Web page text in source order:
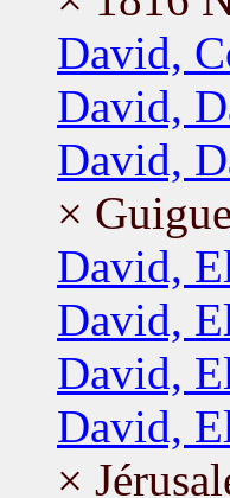
David,
David,
David,
×
David,
David,
David,
David,
×